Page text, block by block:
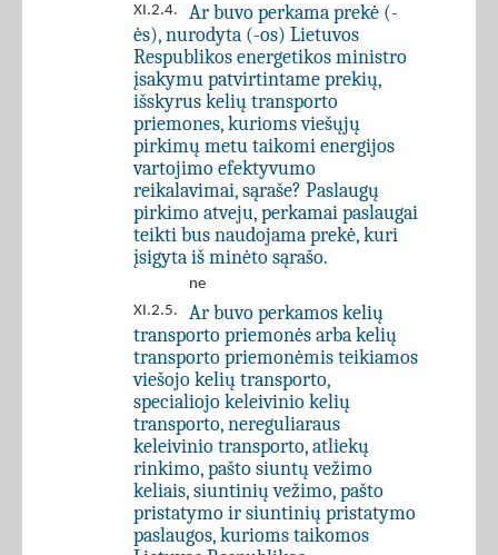
XI.2.4.
Ar buvo perkama prekė (-
ės), nurodyta (-os) Lietuvos
Respublikos energetikos ministro
įsakymu patvirtintame prekių,
išskyrus kelių transporto
priemones, kurioms viešųjų
pirkimų metu taikomi energijos
vartojimo efektyvumo
reikalavimai, sąraše? Paslaugų
pirkimo atveju, perkamai paslaugai
teikti bus naudojama prekė, kuri
įsigyta iš minėto sąrašo.
ne
XI.2.5.
Ar buvo perkamos kelių
transporto priemonės arba kelių
transporto priemonėmis teikiamos
viešojo kelių transporto,
specialiojo keleivinio kelių
transporto, nereguliaraus
keleivinio transporto, atliekų
rinkimo, pašto siuntų vežimo
keliais, siuntinių vežimo, pašto
pristatymo ir siuntinių pristatymo
paslaugos, kurioms taikomos